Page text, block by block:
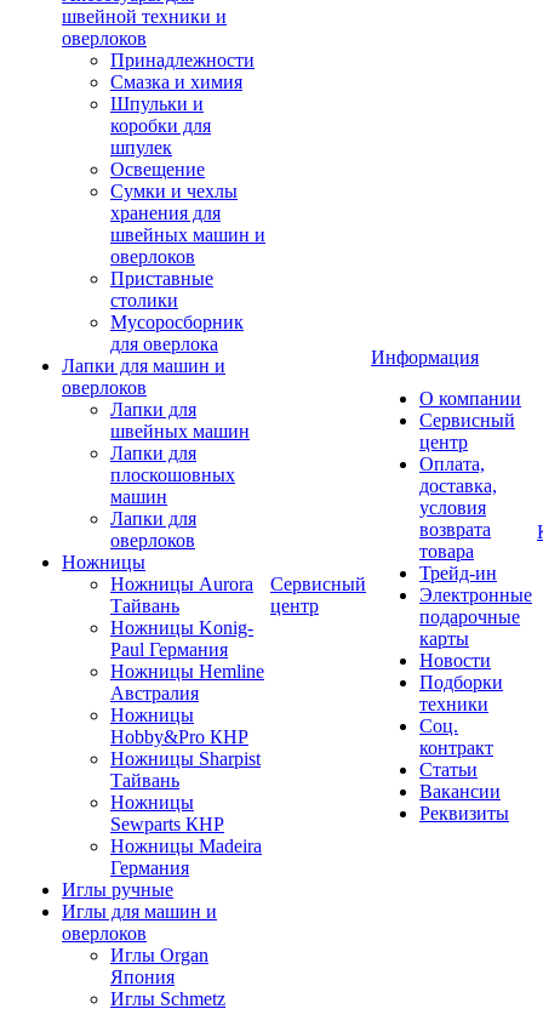
швейной техники и
оверлоков
Принадлежности
Смазка и химия
Шпульки и
коробки для
шпулек
Освещение
Сумки и чехлы
хранения для
швейных машин и
оверлоков
Приставные
столики
Мусоросборник
для оверлока
Лапки для машин и
оверлоков
Лапки для
швейных машин
Лапки для
плоскошовных
машин
Лапки для
оверлоков
Ножницы
Ножницы Aurora
Тайвань
Ножницы Konig-
Paul Германия
Ножницы Hemline
Австралия
Ножницы
Hobby&Pro КНР
Ножницы Sharpist
Тайвань
Ножницы
Sewparts КНР
Ножницы Madeira
Германия
Иглы ручные
Иглы для машин и
оверлоков
Иглы Organ
Япония
Иглы Schmetz
Сервисный
центр
Информация
О компании
Сервисный
центр
Оплата,
доставка,
условия
возврата
товара
Трейд-ин
Электронные
подарочные
карты
Новости
Подборки
техники
Соц.
контракт
Статьи
Вакансии
Реквизиты